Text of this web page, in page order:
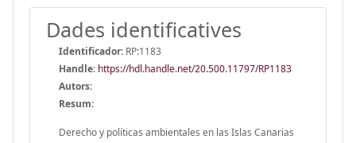
Dades identificatives
Identificador: RP:1183
Handle: https://hdl.handle.net/20.500.11797/RP1183
Autors:
Resum:
Derecho y políticas ambientales en las Islas Canarias